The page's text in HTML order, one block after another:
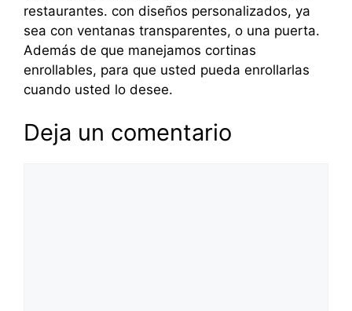
restaurantes. con diseños personalizados, ya
sea con ventanas transparentes, o una puerta.
Además de que manejamos cortinas
enrollables, para que usted pueda enrollarlas
cuando usted lo desee.
Deja un comentario